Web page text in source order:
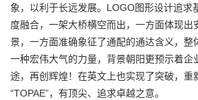
象，以利于长远发展。LOGO图形设计追求
度融合，一架大桥横空而出，一方面体现出
景，一方面准确象征了通配的通达含义，整
一种宏伟大气的力量，背景朝阳更预示着企
途，再创辉煌！在英文上也实现了突破，重
“TOPAE”，有顶尖、追求卓越之意。